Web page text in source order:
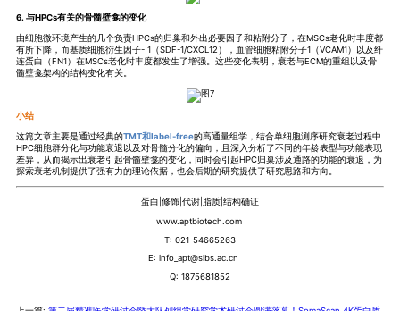
6. 与HPCs有关的骨髓壁龛的变化
由细胞微环境产生的几个负责HPCs的归巢和外出必要因子和粘附分子，在MSCs老化时丰度都
有所下降，而基质细胞衍生因子- 1（SDF-1/CXCL12），血管细胞粘附分子1（VCAM1）以及纤
连蛋白（FN1）在MSCs老化时丰度都发生了增强。这些变化表明，衰老与ECM的重组以及骨
髓壁龛架构的结构变化有关。
小结
这篇文章主要是通过经典的TMT和label-free的高通量组学，结合单细胞测序研究衰老过程中
HPC细胞群分化与功能衰退以及对骨髓分化的偏向，且深入分析了不同的年龄表型与功能表现
差异，从而揭示出衰老引起骨髓壁龛的变化，同时会引起HPC归巢涉及通路的功能的衰退，为
探索衰老机制提供了强有力的理论依据，也会后期的研究提供了研究思路和方向。
蛋白|修饰|代谢|脂质|结构确证
www.aptbiotech.com
T: 021-54665263
E: info_apt@sibs.ac.cn
Q: 1875681852